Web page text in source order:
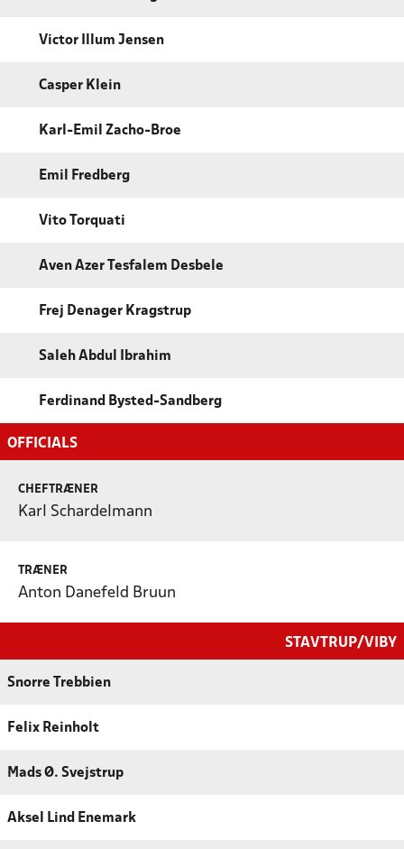
Victor Illum Jensen
Casper Klein
Karl-Emil Zacho-Broe
Emil Fredberg
Vito Torquati
Aven Azer Tesfalem Desbele
Frej Denager Kragstrup
Saleh Abdul Ibrahim
Ferdinand Bysted-Sandberg
OFFICIALS
CHEFTRÆNER
Karl Schardelmann
TRÆNER
Anton Danefeld Bruun
STAVTRUP/VIBY
Snorre Trebbien
Felix Reinholt
Mads Ø. Svejstrup
Aksel Lind Enemark